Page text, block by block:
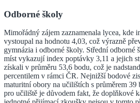
Odborné školy
Mimořádný zájem zaznamenala lycea, kde
vystoupal na hodnotu 4,03, což výrazně
gymnázia i odborné školy. Střední odborné
míst vykazují index poptávky 3,11 a jejich
získali v průměru 53,6 bodu, což je
percentilem v rámci ČR. Nejnižší bodové
maturitní obory na učilištích s průměrem 39
pro učiliště je důvodem fakt, že doplňkové